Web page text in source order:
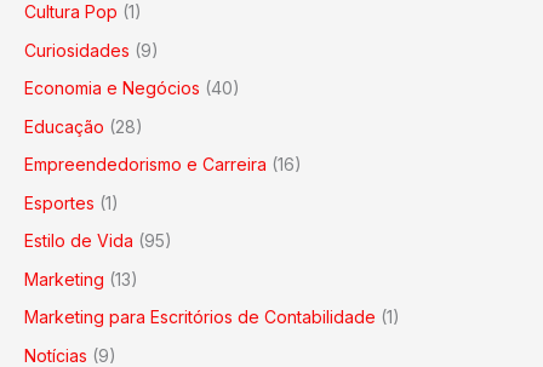
Cultura Pop (1)
Curiosidades (9)
Economia e Negócios (40)
Educação (28)
Empreendedorismo e Carreira (16)
Esportes (1)
Estilo de Vida (95)
Marketing (13)
Marketing para Escritórios de Contabilidade (1)
Notícias (9)